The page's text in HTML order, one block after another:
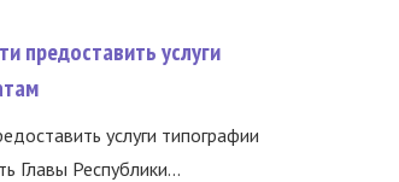
предоставить услуги
услуги типографии
Главы Республики...